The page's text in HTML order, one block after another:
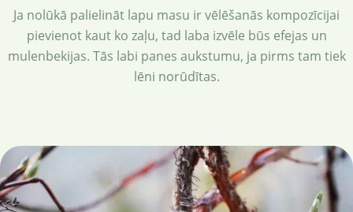
Ja nolūkā palielināt lapu masu ir vēlēšanās kompozīcijai
pievienot kaut ko zaļu, tad laba izvēle būs efejas un
mulenbekijas. Tās labi panes aukstumu, ja pirms tam tiek
lēni norūdītas.